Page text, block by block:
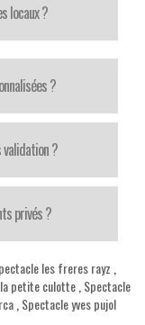
locaux ?
?
?
privés ?
les freres rayz
petite culotte Spectacle
Spectacle yves pujol